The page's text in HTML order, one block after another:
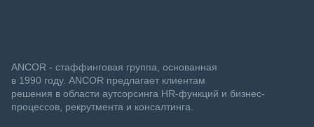
ANCOR - стаффинговая группа, основанная
в 1990 году. ANCOR предлагает клиентам
решения в области аутсорсинга HR-функций и бизнес-
процессов, рекрутмента и консалтинга.